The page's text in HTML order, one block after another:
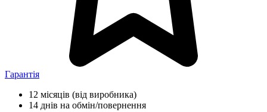
Гарантія
12 місяців (від виробника)
14 днів на обмін/повернення